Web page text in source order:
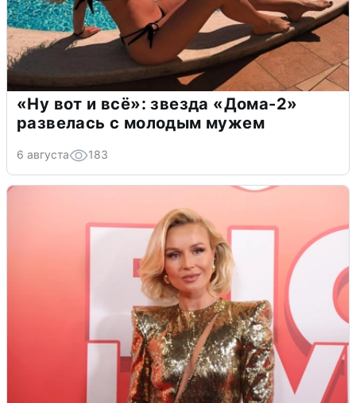
«Ну вот и всё»: звезда «Дома-2»
развелась с молодым мужем
6 августа 183